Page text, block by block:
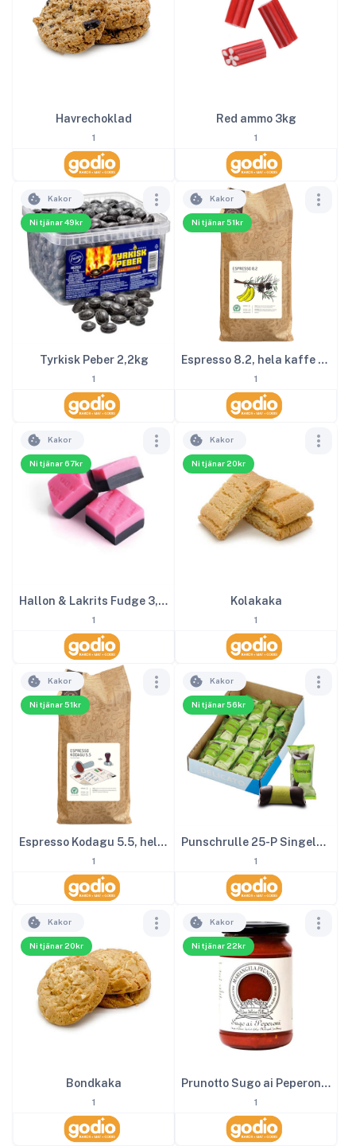
Havrechoklad
1
Red ammo 3kg
1
Ni tjänar 49kr
Kakor
Tyrkisk Peber 2,2kg
1
Ni tjänar 51kr
Kakor
Espresso 8.2, hela kaffe bönor, 1000g
1
Ni tjänar 67kr
Kakor
Hallon & Lakrits Fudge 3,2kg
1
Ni tjänar 20kr
Kakor
Kolakaka
1
Ni tjänar 51kr
Kakor
Espresso Kodagu 5.5, hela kaffe bönor 1000g
1
Ni tjänar 56kr
Kakor
Punschrulle 25-P Singelpackad
1
Ni tjänar 20kr
Kakor
Bondkaka
1
Ni tjänar 22kr
Kakor
Prunotto Sugo ai Peperoni 340 g EKO
1